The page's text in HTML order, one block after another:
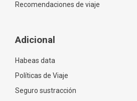
Recomendaciones de viaje
Adicional
Habeas data
Políticas de Viaje
Seguro sustracción